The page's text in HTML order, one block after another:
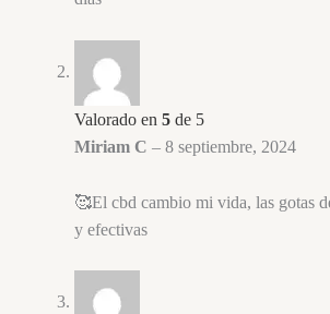
Valorado en 5 de 5
Miriam C – 8 septiembre, 2024
🥰El cbd cambio mi vida, las gotas
y efectivas